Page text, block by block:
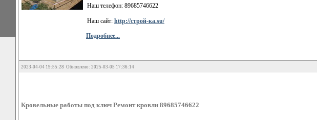
Наш телефон: 89685746622
Наш сайт: http://строй-ка.su/
Подробнее...
2023-04-04 19:55:28 Обновлено: 2025-03-05 17:36:14
Кровельные работы под ключ Ремонт кровли 89685746622